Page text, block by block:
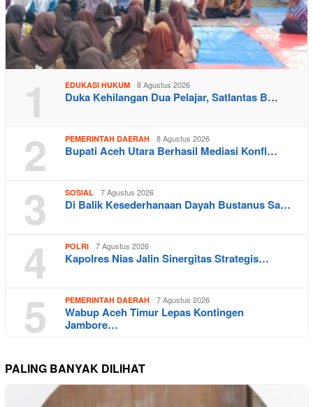
1 EDUKASI HUKUM 8 Agustus 2026
Duka Kehilangan Dua Pelajar, Satlantas B…
2 PEMERINTAH DAERAH 8 Agustus 2026
Bupati Aceh Utara Berhasil Mediasi Konfl…
3 SOSIAL 7 Agustus 2026
Di Balik Kesederhanaan Dayah Bustanus Sa…
4 POLRI 7 Agustus 2026
Kapolres Nias Jalin Sinergitas Strategis…
5 PEMERINTAH DAERAH 7 Agustus 2026
Wabup Aceh Timur Lepas Kontingen
Jambore…
PALING BANYAK DILIHAT